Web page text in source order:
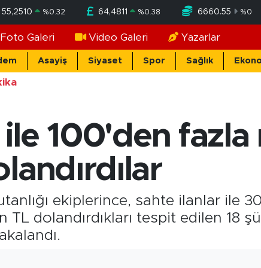
55,2510 %0.32 64,4811 %0.38 6660.55 %0
Foto Galeri Video Galeri Yazarlar
Asayiş Siyaset Spor Sağlık
100'den
ekiplerince, sahte ilanlar ile
dolandırdıkları tespit edilen 18